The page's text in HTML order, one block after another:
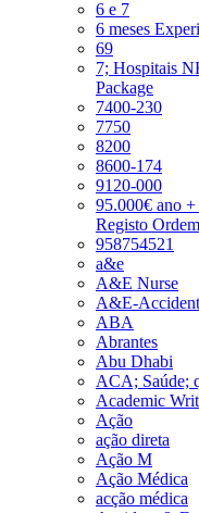
6 e 7
6 meses
69
7; Hospitais
Package
7400-230
7750
8200
8600-174
9120-000
95.000€ ano
Registo Ordem
958754521
a&e
A&E Nurse
A&E-
ABA
Abrantes
Abu Dhabi
ACA; Saúde;
Academic
Ação
ação direta
Ação M
Ação Médica
acção médica